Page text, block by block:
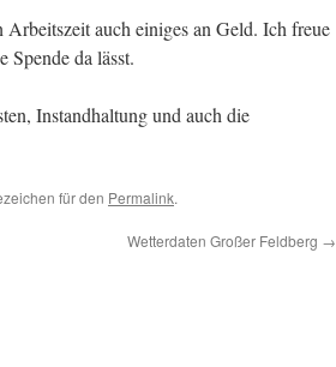
auch einiges an Geld. Ich freue
da lässt.
Instandhaltung und auch die
für den Permalink.
Wetterdaten Großer Feldberg →